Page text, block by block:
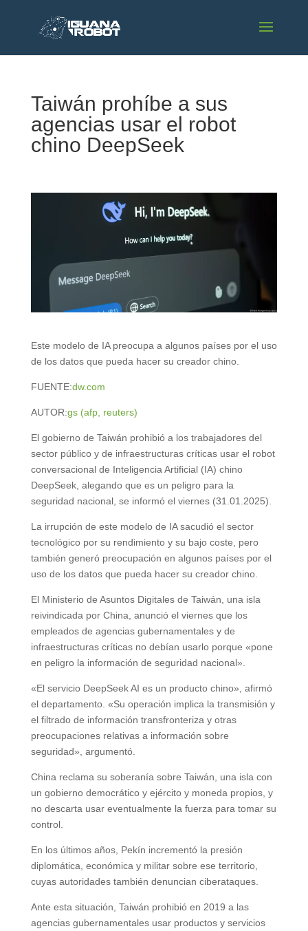
Taiwán prohíbe a sus
agencias usar el robot
chino DeepSeek
Este modelo de IA preocupa a algunos países por el uso
de los datos que pueda hacer su creador chino.
FUENTE:dw.com
AUTOR:gs (afp, reuters)
El gobierno de Taiwán prohibió a los trabajadores del
sector público y de infraestructuras críticas usar el robot
conversacional de Inteligencia Artificial (IA) chino
DeepSeek, alegando que es un peligro para la
seguridad nacional, se informó el viernes (31.01.2025).
La irrupción de este modelo de IA sacudió el sector
tecnológico por su rendimiento y su bajo coste, pero
también generó preocupación en algunos países por el
uso de los datos que pueda hacer su creador chino.
El Ministerio de Asuntos Digitales de Taiwán, una isla
reivindicada por China, anunció el viernes que los
empleados de agencias gubernamentales y de
infraestructuras críticas no debían usarlo porque «pone
en peligro la información de seguridad nacional».
«El servicio DeepSeek AI es un producto chino», afirmó
el departamento. «Su operación implica la transmisión y
el filtrado de información transfronteriza y otras
preocupaciones relativas a información sobre
seguridad», argumentó.
China reclama su soberanía sobre Taiwán, una isla con
un gobierno democrático y ejército y moneda propios, y
no descarta usar eventualmente la fuerza para tomar su
control.
En los últimos años, Pekín incrementó la presión
diplomática, económica y militar sobre ese territorio,
cuyas autoridades también denuncian ciberataques.
Ante esta situación, Taiwán prohibió en 2019 a las
agencias gubernamentales usar productos y servicios